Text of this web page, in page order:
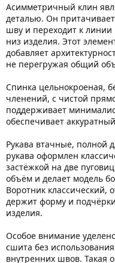
Асимметричный клин
деталью. Он
шву и переходит к
низ изделия. Этот
добавляет
не перегружая общий
Спинка цельнокроеная,
членений, с чистой
поддерживает
обеспечивает
Рукава втачные, полной
рукава оформлен
застёжкой на две
объём и делает модель
Воротник классический,
держит форму и
изделия.
Особое внимание
сшита без
внутренних швов. Такая